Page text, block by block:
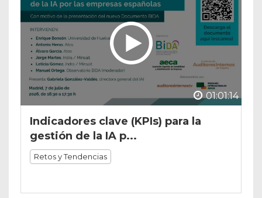
01:01:14
Indicadores clave (KPIs) para la
gestión de la IA p...
Retos y Tendencias